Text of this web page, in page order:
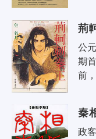
奴..
荊
公
期
前
詩..
秦
政